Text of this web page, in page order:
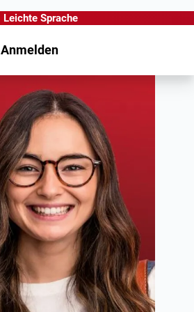
Leichte Sprache
Anmelden